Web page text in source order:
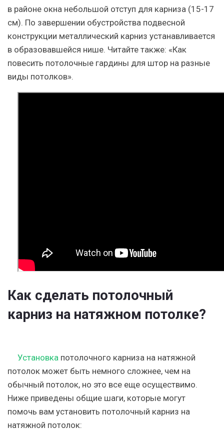
в районе окна небольшой отступ для карниза (15-17
см). По завершении обустройства подвесной
конструкции металлический карниз устанавливается
в образовавшейся нише. Читайте также: «Как
повесить потолочные гардины для штор на разные
виды потолков».
Как сделать потолочный
карниз на натяжном потолке?
Установка потолочного карниза на натяжной
потолок может быть немного сложнее, чем на
обычный потолок, но это все еще осуществимо.
Ниже приведены общие шаги, которые могут
помочь вам установить потолочный карниз на
натяжной потолок: